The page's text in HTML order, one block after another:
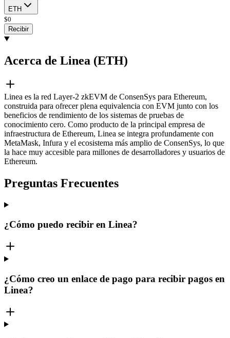
ETH
$0
Recibir
Acerca de Linea (ETH)
Linea es la red Layer-2 zkEVM de ConsenSys para Ethereum,
construida para ofrecer plena equivalencia con EVM junto con los
beneficios de rendimiento de los sistemas de pruebas de
conocimiento cero. Como producto de la principal empresa de
infraestructura de Ethereum, Linea se integra profundamente con
MetaMask, Infura y el ecosistema más amplio de ConsenSys, lo que
la hace muy accesible para millones de desarrolladores y usuarios de
Ethereum.
Preguntas Frecuentes
¿Cómo puedo recibir en Linea?
¿Cómo creo un enlace de pago para recibir pagos en
Linea?